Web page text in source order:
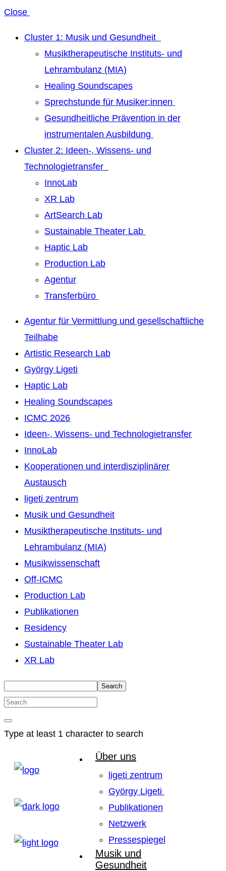
Close
Cluster 1: Musik und Gesundheit
Musiktherapeutische Instituts- und
Lehrambulanz (MIA)
Healing Soundscapes
Sprechstunde für Musiker:innen
Gesundheitliche Prävention in der
instrumentalen Ausbildung
Cluster 2: Ideen-, Wissens- und
Technologietransfer
InnoLab
XR Lab
ArtSearch Lab
Sustainable Theater Lab
Haptic Lab
Production Lab
Agentur
Transferbüro
Agentur für Vermittlung und gesellschaftliche
Teilhabe
Artistic Research Lab
György Ligeti
Haptic Lab
Healing Soundscapes
ICMC 2026
Ideen-, Wissens- und Technologietransfer
InnoLab
Kooperationen und interdisziplinärer
Austausch
ligeti zentrum
Musik und Gesundheit
Musiktherapeutische Instituts- und
Lehrambulanz (MIA)
Musikwissenschaft
Off-ICMC
Production Lab
Publikationen
Residency
Sustainable Theater Lab
XR Lab
Search
Type at least 1 character to search
Über uns
ligeti zentrum
György Ligeti
Publikationen
Netzwerk
Pressespiegel
Musik und
Gesundheit